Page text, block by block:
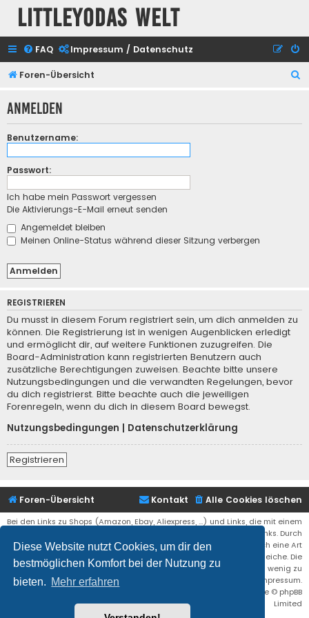
Diese Website nutzt Cookies, um dir den
bestmöglichen Komfort bei der Nutzung zu
bieten. Mehr erfahren
Littleyodas Welt
FAQ Impressum / Datenschutz
Foren-Übersicht
h
Anmelden
Benutzername:
Passwort:
Ich habe mein Passwort vergessen
Die Aktivierungs-E-Mail erneut senden
Angemeldet bleiben
Meinen Online-Status während dieser Sitzung verbergen
REGISTRIEREN
Du musst in diesem Forum registriert sein, um dich anmelden zu
können. Die Registrierung ist in wenigen Augenblicken erledigt
und ermöglicht dir, auf weitere Funktionen zuzugreifen. Die
Board-Administration kann registrierten Benutzern auch
zusätzliche Berechtigungen zuweisen. Beachte bitte unsere
Nutzungsbedingungen und die verwandten Regelungen, bevor
du dich registrierst. Bitte beachte auch die jeweiligen
Forenregeln, wenn du dich in diesem Board bewegst.
Nutzungsbedingungen
Datenschutzerklärung
Registrieren
Foren-Übersicht Alle Cookies löschen
Kontakt
Bei den Links zu Shops (Amazon, Ebay, Aliexpress, ...) und Links, die mit einem
Stern (*) markiert sind, kann es sich um sogenannte Affiliate Links. Durch
den Kauf eines Produktes über einen Affiliate Link erhälte ich eine Art
Umsatzbeteiligung gutgeschrieben. Für euch bleibt der Preis der gleiche. Die
Einnahmen helfen die Hostgebühren für diese Webseite ein wenig zu
reduzieren. Siehe auch das Impressum.
® Forum Software © phpBB
Limited